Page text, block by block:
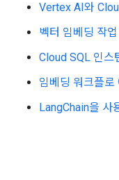
Vertex AI와
벡터 임베딩 작업
Cloud SQL 인스
임베딩 워크플로
LangChain을 사